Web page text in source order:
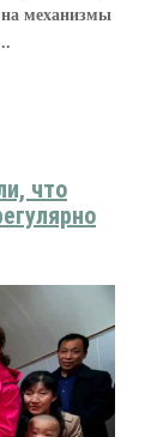
на механизмы
что